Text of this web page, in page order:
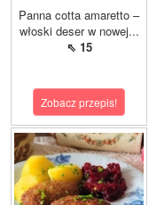
Panna cotta amaretto –
włoski deser w nowej...
⇖ 15
Zobacz przepis!